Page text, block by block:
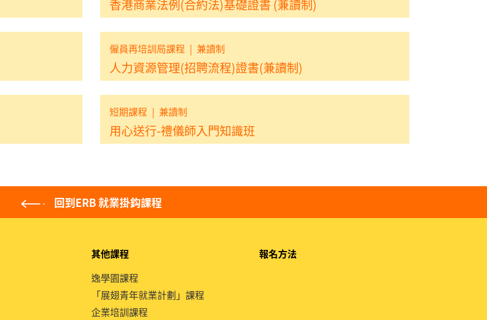
香港商業法例(合約法)基礎證書 (兼讀制)
僱員再培訓局課程 | 兼讀制
人力資源管理(招聘流程)證書(兼讀制)
短期課程 | 兼讀制
用心送行-禮儀師入門知識班
回到ERB 就業掛鈎課程
其他課程
逸學園課程
「展翅青年就業計劃」課程
企業培訓課程
報名方法